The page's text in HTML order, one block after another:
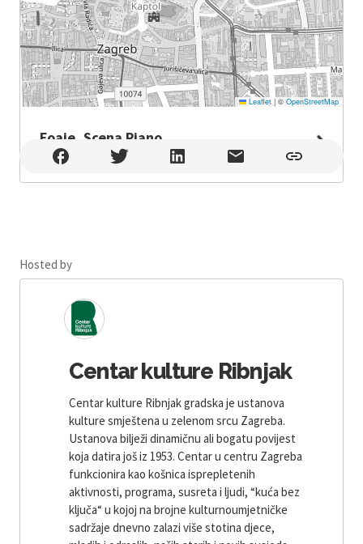
Leaflet |© OpenStreetMap
Foaje, Scena Piano
Foaje, Scena Piano , Zagreb
Hosted by
Centar kulture Ribnjak
Centar kulture Ribnjak gradska je ustanova
kulture smještena u zelenom srcu Zagreba.
Ustanova bilježi dinamičnu ali bogatu povijest
koja datira još iz 1953. Centar u centru Zagreba
funkcionira kao košnica isprepletenih
aktivnosti, programa, susreta i ljudi, “kuća bez
ključa“ u kojoj na brojne kulturnoumjetničke
sadržaje dnevno zalazi više stotina djece,